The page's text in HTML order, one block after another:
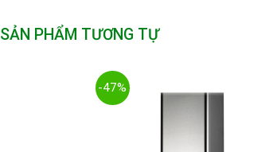
SẢN PHẨM TƯƠNG TỰ
-47%